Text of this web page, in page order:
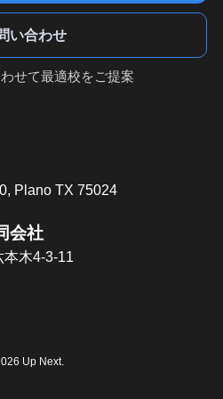
い合わせ
せて最適校をご提案
Plano TX 75024
会社
木4-3-11
Up Next.